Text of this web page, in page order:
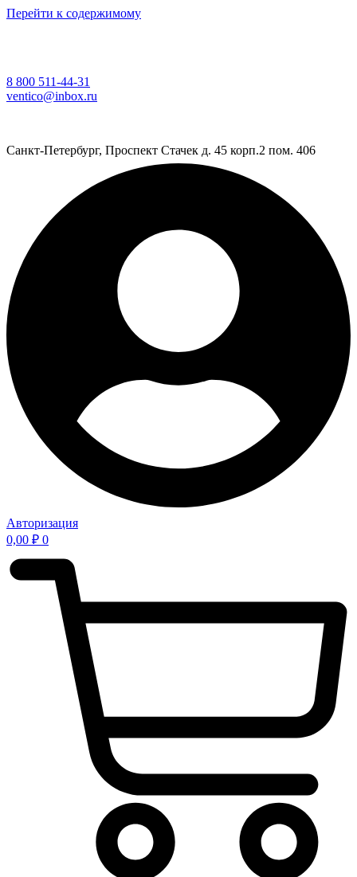
Перейти к содержимому
8 800 511-44-31
ventico@inbox.ru
Санкт-Петербург, Проспект Стачек д. 45 корп.2 пом. 406
Авторизация
0,00 ₽ 0